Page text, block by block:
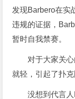
发现Barbero在实
违规的证据，
暂时自我禁赛。
对于大家关
就轻，引起了扑克
没想到代言